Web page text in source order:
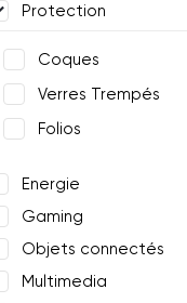
Protection
Coques
Verres Trempés
Folios
Energie
Gaming
Objets connectés
Multimedia